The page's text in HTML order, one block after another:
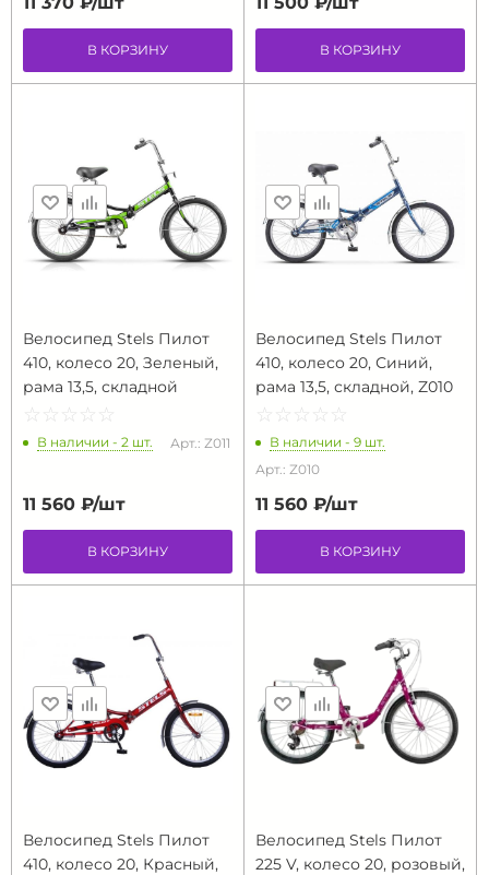
В КОРЗИНУ В КОРЗИНУ
Велосипед Stels Пилот
410, колесо 20, Зеленый,
рама 13,5, складной
☆ ☆ ☆ ☆ ☆
★ ★ ★ ★ ★
В наличии - 2 шт. Арт.: Z011
11 560 ₽/шт
В КОРЗИНУ
Велосипед Stels Пилот
410, колесо 20, Синий,
рама 13,5, складной, Z010
☆ ☆ ☆ ☆ ☆
★ ★ ★ ★ ★
В наличии - 9 шт.
Арт.: Z010
11 560 ₽/шт
В КОРЗИНУ
Велосипед Stels Пилот
410, колесо 20, Красный,
Велосипед Stels Пилот
225 V, колесо 20, розовый,